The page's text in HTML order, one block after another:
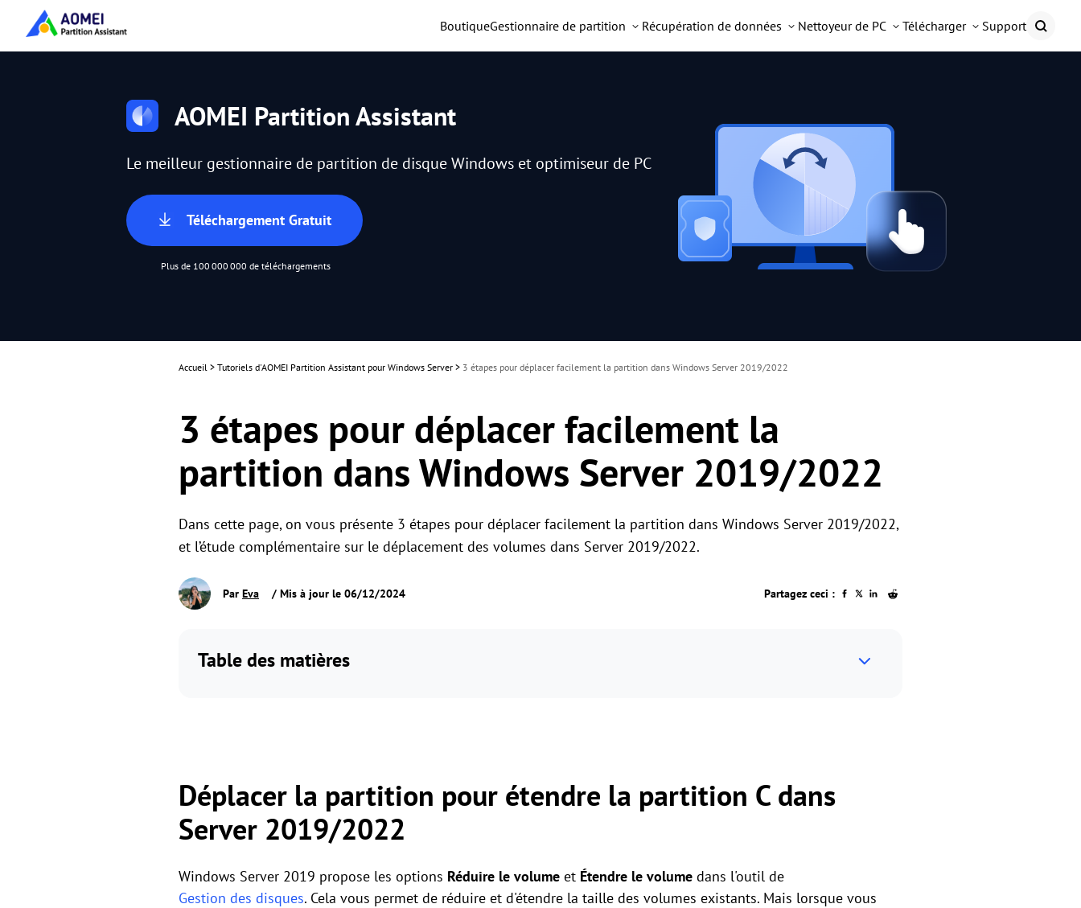
BoutiqueGestionnaire de partition Récupération de données Nettoyeur de PC Télécharger Support
AOMEI Partition Assistant
Le meilleur gestionnaire de partition de disque Windows et optimiseur de PC
Téléchargement Gratuit
Plus de 100 000 000 de téléchargements
Accueil > Tutoriels d'AOMEI Partition Assistant pour Windows Server > 3 étapes pour déplacer facilement la partition dans Windows Server 2019/2022
3 étapes pour déplacer facilement la
partition dans Windows Server 2019/2022
Dans cette page, on vous présente 3 étapes pour déplacer facilement la partition dans Windows Server 2019/2022,
et l’étude complémentaire sur le déplacement des volumes dans Server 2019/2022.
Par Eva / Mis à jour le 06/12/2024 Partagez ceci :
Table des matières
Déplacer la partition pour étendre la partition C dans
Server 2019/2022
Windows Server 2019 propose les options Réduire le volume et Étendre le volume dans l'outil de
Gestion des disques. Cela vous permet de réduire et d'étendre la taille des volumes existants. Mais lorsque vous